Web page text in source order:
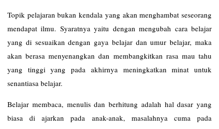
Topik pelajaran bukan kendala yang akan menghambat seseorang
mendapat ilmu. Syaratnya yaitu dengan mengubah cara belajar
yang di sesuaikan dengan gaya belajar dan umur belajar, maka
akan berasa menyenangkan dan membangkitkan rasa mau tahu
yang tinggi yang pada akhirnya meningkatkan minat untuk
senantiasa belajar.
Belajar membaca, menulis dan berhitung adalah hal dasar yang
biasa di ajarkan pada anak-anak, masalahnya cuma pada